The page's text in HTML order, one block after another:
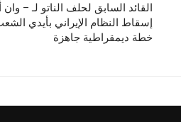
القائد السابق لحلف الناتو لـ –
إسقاط النظام الإيراني بأيدي
خطة ديمقراطية جاهزة